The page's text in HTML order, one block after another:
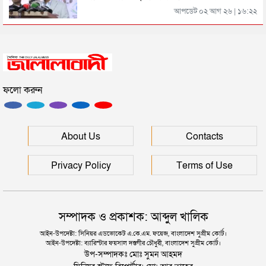
সিলেটের জোড়া ব্রিজের পাশ থেকে আটক ফরহাদ- বাদশা
প্রধানমন্ত্রী
সিলেটে আরও দুইজনের মৃত্যু, হাসপাতালে ৩ শতাধিক
আপডেট ০২ আগ ২৬ | ১৬:২২
ফলো করুন
About Us Contacts
Privacy Policy Terms of Use
সম্পাদক ও প্রকাশক: আব্দুল খালিক
আইন-উপদেষ্টা: সিনিয়র এডভোকেট এ.কে.এম. ফয়েজ, বাংলাদেশ সুপ্রীম কোর্ট।
আইন-উপদেষ্টা: ব্যারিস্টার ফয়সাল দস্তগীর চৌধুরী, বাংলাদেশ সুপ্রীম কোর্ট।
উপ-সম্পাদকঃ মোঃ সুমন আহমদ